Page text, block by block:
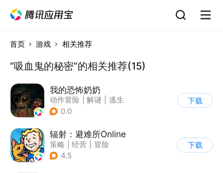
首页 游戏 相关推荐
“吸血鬼的秘密”的相关推荐(15)
我的恐怖奶奶
动作冒险 解谜
逃生
| 写实
0.0
下载
辐射：避难所Online
策略 经营
冒险
| 辐射
4.5
下载